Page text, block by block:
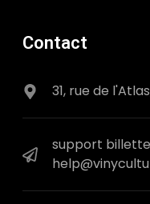
Contact
31, rue de
support